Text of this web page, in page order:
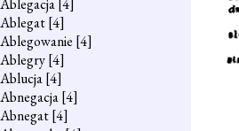
Ablegacja[4]
Ablegat[4]
Ablegowanie [4]
Ablegry[4]
Ablucja[4]
Abnegacja[4]
Abnegat[4]